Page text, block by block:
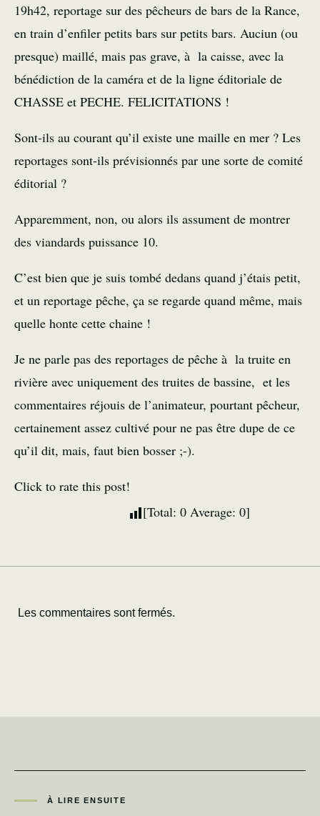
19h42, reportage sur des pêcheurs de bars de la Rance,
en train d’enfiler petits bars sur petits bars. Auciun (ou
presque) maillé, mais pas grave, à la caisse, avec la
bénédiction de la caméra et de la ligne éditoriale de
CHASSE et PECHE. FELICITATIONS !
Sont-ils au courant qu’il existe une maille en mer ? Les
reportages sont-ils prévisionnés par une sorte de comité
éditorial ?
Apparemment, non, ou alors ils assument de montrer
des viandards puissance 10.
C’est bien que je suis tombé dedans quand j’étais petit,
et un reportage pêche, ça se regarde quand même, mais
quelle honte cette chaine !
Je ne parle pas des reportages de pêche à la truite en
rivière avec uniquement des truites de bassine, et les
commentaires réjouis de l’animateur, pourtant pêcheur,
certainement assez cultivé pour ne pas être dupe de ce
qu’il dit, mais, faut bien bosser ;-).
Click to rate this post!
[Total: 0 Average: 0]
Les commentaires sont fermés.
À LIRE ENSUITE